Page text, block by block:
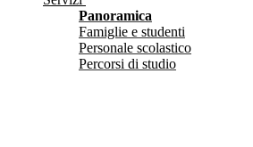
Panoramica
Famiglie e studenti
Personale scolastico
Percorsi di studio